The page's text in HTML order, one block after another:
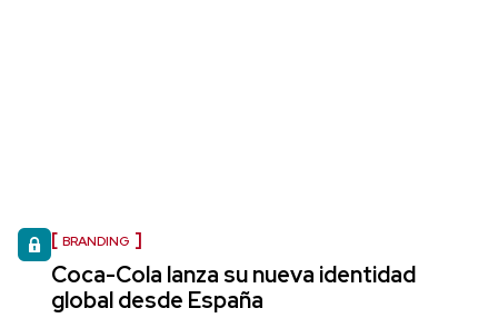
BRANDING
Coca-Cola lanza su nueva identidad
global desde España